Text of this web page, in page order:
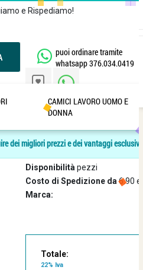
e Rispediamo!
puoi ordinare tramite
whatsapp 376.034.0419
CAMICI LAVORO UOMO E
DONNA
dei migliori prezzi e dei vantaggi esclusivi.
Disponibilità pezzi
Costo di Spedizione da6.90 e
Marca:
Assistenza
Totale:
22% Iva